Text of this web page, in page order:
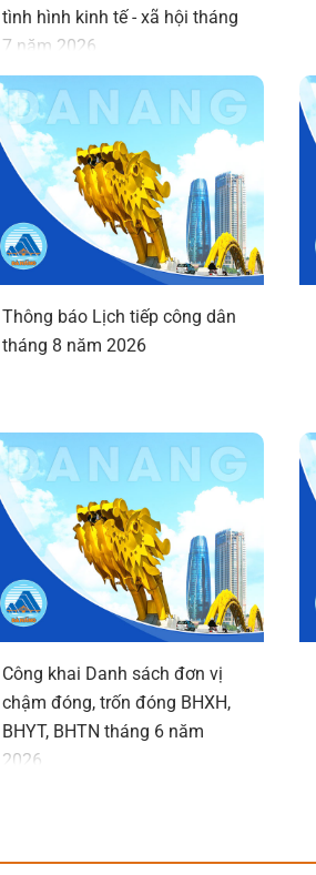
tình hình kinh tế - xã hội tháng
7 năm 2026
Thông báo Lịch tiếp công dân
tháng 8 năm 2026
Công khai Danh sách đơn vị
chậm đóng, trốn đóng BHXH,
BHYT, BHTN tháng 6 năm
2026